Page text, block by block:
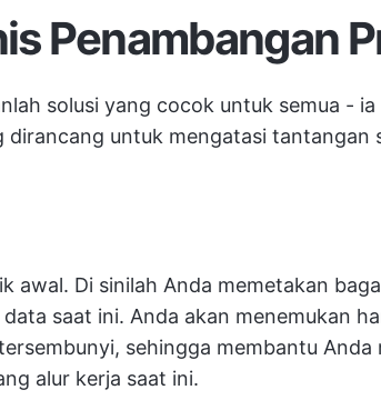
Penambangan
solusi yang cocok untuk semua -
dirancang untuk mengatasi tantangan
awal. Di sinilah Anda memetakan
saat ini. Anda akan menemukan
sehingga membantu Anda
alur kerja saat ini.